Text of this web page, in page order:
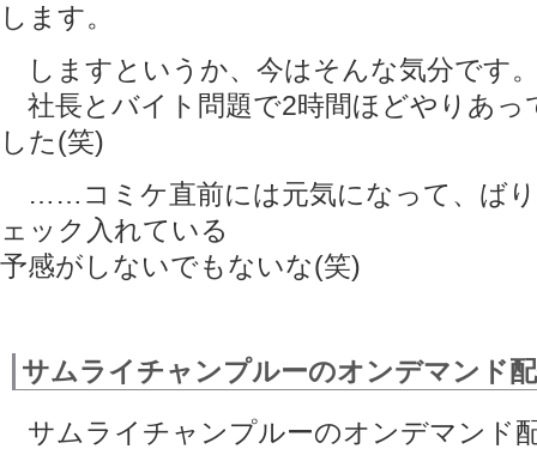
します。
しますというか、今はそんな気分です
社長とバイト問題で2時間ほどやりあっ
した(笑)
……コミケ直前には元気になって、ば
ェック入れている
予感がしないでもないな(笑)
サムライチャンプルーのオンデマンド
サムライチャンプルーのオンデマンド